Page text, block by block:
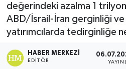
değerindeki azalma 1
ABD/İsrail-İran gerginliği
yatırımcılarda tedirginliğe
HABER MERKEZI
EDITÖR
Son Dakika Haberleri